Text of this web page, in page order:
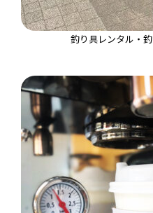
釣り具レンタル・